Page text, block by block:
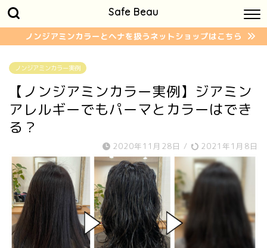
Safe Beau
ノンジアミンカラーとヘナを扱うネットショップはこちら
ノンジアミンカラー実例
【ノンジアミンカラー実例】ジアミン
アレルギーでもパーマとカラーはでき
る？
2020年11月28日 / 2021年1月8日